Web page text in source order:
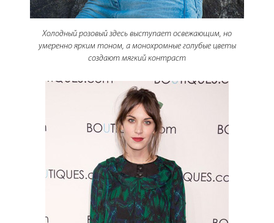
Холодный розовый здесь выступает освежающим, но
умеренно ярким тоном, а монохромные голубые цветы
создают мягкий контраст